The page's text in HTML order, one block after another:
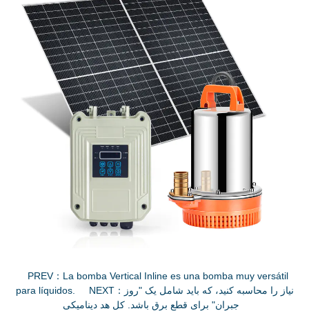
PREV：La bomba Vertical Inline es una bomba muy versátil
para líquidos.
NEXT：نیاز را محاسبه کنید، که باید شامل یک "روز
جبران" برای قطع برق باشد. کل هد دینامیکی